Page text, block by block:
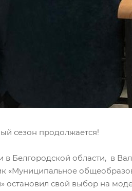
сезон продолжается!
в Белгородской области, в
«Муниципальное
остановил свой выбор на